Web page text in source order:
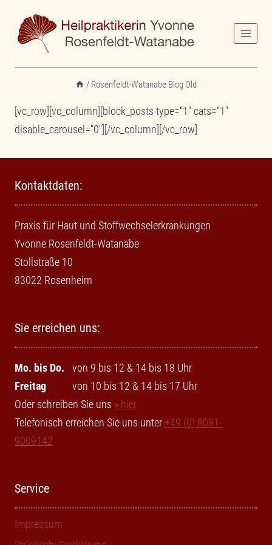
Inhalt
springen
/ Rosenfeldt-Watanabe Blog Old
[vc_row][vc_column][block_posts type=“1″ cats=“1″
disable_carousel=“0″][/vc_column][/vc_row]
Kontaktdaten:
Praxis für Haut und Stoffwechselerkrankungen
Yvonne Rosenfeldt-Watanabe
Stollstraße 10
83022 Rosenheim
Sie erreichen uns:
Mo. bis Do.
von 9 bis 12 & 14 bis 18 Uhr
Freitag
von 10 bis 12 & 14 bis 17 Uhr
Oder schreiben Sie uns » hier
Telefonisch erreichen Sie uns unter +49 (0) 8031-
9009142
Service
Impressum